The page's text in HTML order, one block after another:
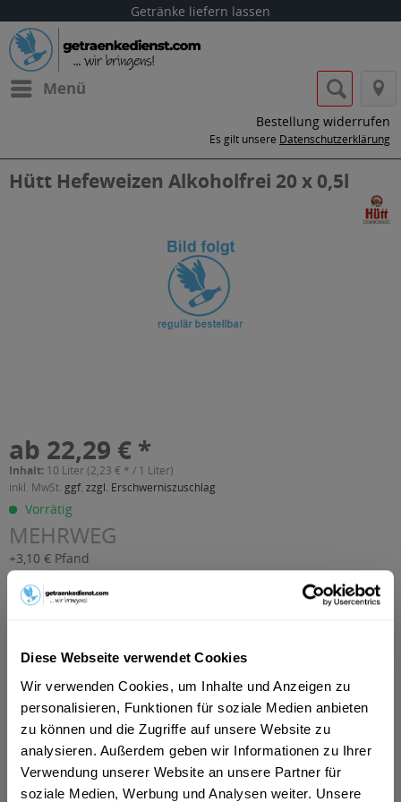
Diese Webseite verwendet Cookies
Wir verwenden Cookies, um Inhalte und Anzeigen zu
personalisieren, Funktionen für soziale Medien anbieten
zu können und die Zugriffe auf unsere Website zu
analysieren. Außerdem geben wir Informationen zu Ihrer
Verwendung unserer Website an unsere Partner für
soziale Medien, Werbung und Analysen weiter. Unsere
Getränke liefern lassen
Menü
Bestellung widerrufen
Es gilt unsere Datenschutzerklärung
Hütt Hefeweizen Alkoholfrei 20 x 0,5l
ab 22,29 € *
Inhalt: 10 Liter (2,23 € * / 1 Liter)
inkl. MwSt. ggf. zzgl. Erschwerniszuschlag
Vorrätig
MEHRWEG
+3,10 € Pfand
In den
Artikel-Nr.:
27712
Beschreibung
mehr
"Hütt Hefeweizen Alkoholfrei 20 x 0,5l"